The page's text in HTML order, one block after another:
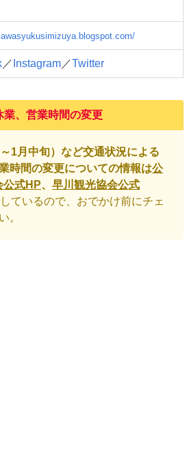
／ Instagram ／Twitter
、営業時間の変更
1月中旬）など交通状況による
時間の変更についての情報は公
公式HP、 早川観光協会公式
しているので、おでかけ前にチェ
。